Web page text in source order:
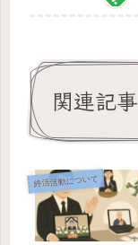
関連記事
終活活動について